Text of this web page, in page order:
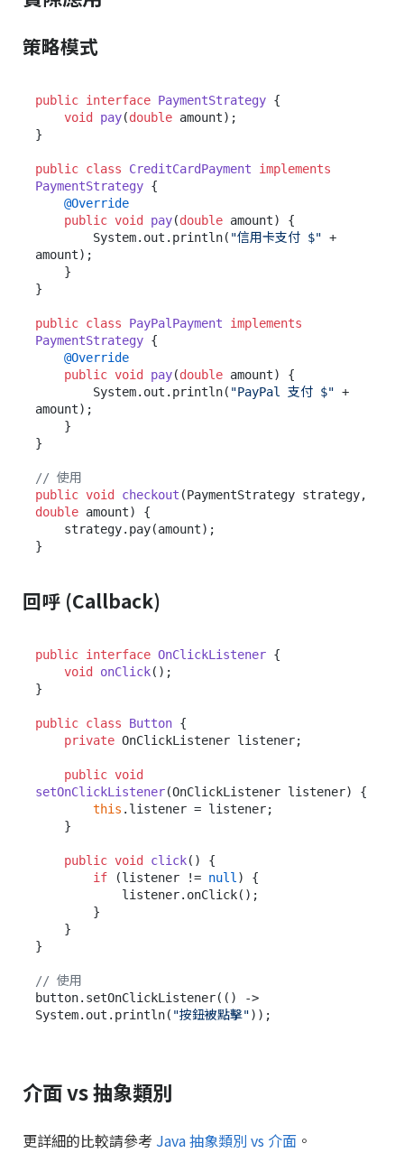
策略模式
public interface PaymentStrategy {
void
pay(double amount) ;
}
public class CreditCardPayment
implements
PaymentStrategy {
@Override
public void pay(double amount)
{
        System.out.println(
"信用卡支付 $" +
amount);
}
public class PayPalPayment
implements
PaymentStrategy {
@Override
public void pay(double amount)
{
        System.out.println(
"PayPal 支付 $" +
amount);
}
// 使用
public void checkout
double amount)
{
回呼 (Callback)
public interface OnClickListener {
void
onClick() ;
}
public class Button {
private OnClickListener listener;
public void
setOnClickListener(OnClickListener listener)
{
this .listener = listener;
public void click()
{
if (listener != null) {
}
// 使用
button.setOnClickListener(() ->
System.out.println( "按鈕被點擊"
介面 vs 抽象類別
更詳細的比較請參考 Java 抽象類別 vs 介面 。